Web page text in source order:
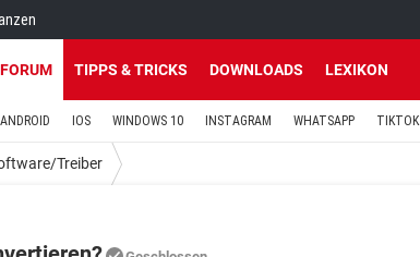
FORUM TIPPS & TRICKS DOWNLOADS LEXIKON
ANDROID IOS WINDOWS 10 INSTAGRAM WHATSAPP TIKTOK
Treiber